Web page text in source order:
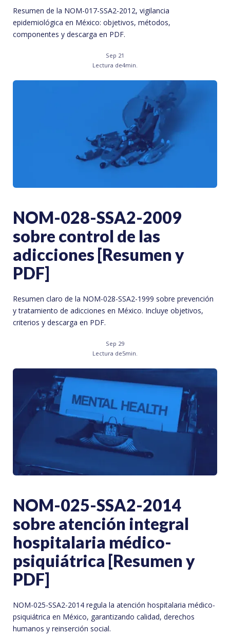
Resumen de la NOM-017-SSA2-2012, vigilancia
epidemiológica en México: objetivos, métodos,
componentes y descarga en PDF.
Sep 21
Lectura de4min.
NOM-028-SSA2-2009
sobre control de las
adicciones [Resumen y
PDF]
Resumen claro de la NOM-028-SSA2-1999 sobre prevención
y tratamiento de adicciones en México. Incluye objetivos,
criterios y descarga en PDF.
Sep 29
Lectura de5min.
NOM-025-SSA2-2014
sobre atención integral
hospitalaria médico-
psiquiátrica [Resumen y
PDF]
NOM-025-SSA2-2014 regula la atención hospitalaria médico-
psiquiátrica en México, garantizando calidad, derechos
humanos y reinserción social.